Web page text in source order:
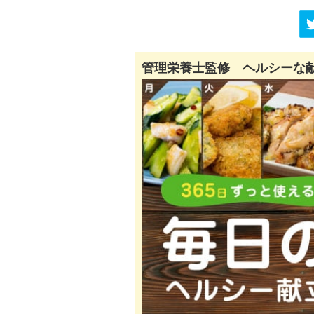
管理栄養士監修 ヘルシーな